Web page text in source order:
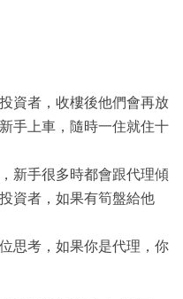
資者，收樓後他們會再放
手上車，隨時一住就住十
新手很多時都會跟代理傾
資者，如果有筍盤給他
思考，如果你是代理，你